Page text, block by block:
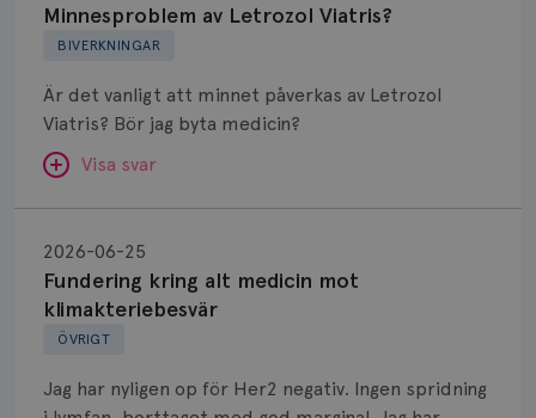
BIVERKNINGAR
Minnesproblem av Letrozol Viatris?
Är det vanligt att minnet påverkas av Letrozol
Viatris? Bör jag byta medicin?
Visa svar
SVAR:
Hej. Oavsett vilken hormonsänkande behandling
(men även cytostatika) man får så kan en del
uppleva negativ påverkan på minnet. Prata din
märke eller annan aromatashämmare. Det kan ofta
Letrozol
Viatris?
ÖVRIGT
Fundering kring alt medicin mot
klimakteriebesvär
2026-06-25
Jag har nyligen op för Her2 negativ. Ingen spridning
kring
medicin